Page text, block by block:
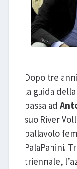
Dopo tre
la guida della
passa ad
suo River
pallavolo
PalaPanini.
triennale,